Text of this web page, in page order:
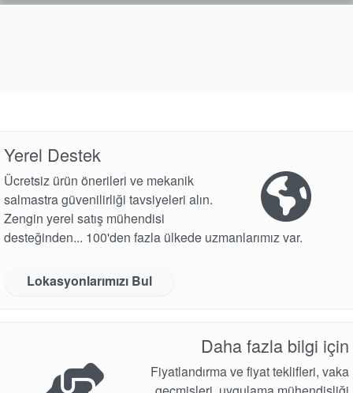
Yerel Destek
Ücretsiz ürün önerileri ve mekanik
salmastra güvenilirliği tavsiyeleri alın.
Zengin yerel satış mühendisi
desteğinden... 100'den fazla ülkede uzmanlarımız var.
Lokasyonlarımızı Bul
Daha fazla bilgi için
Fiyatlandırma ve fiyat teklifleri, vaka